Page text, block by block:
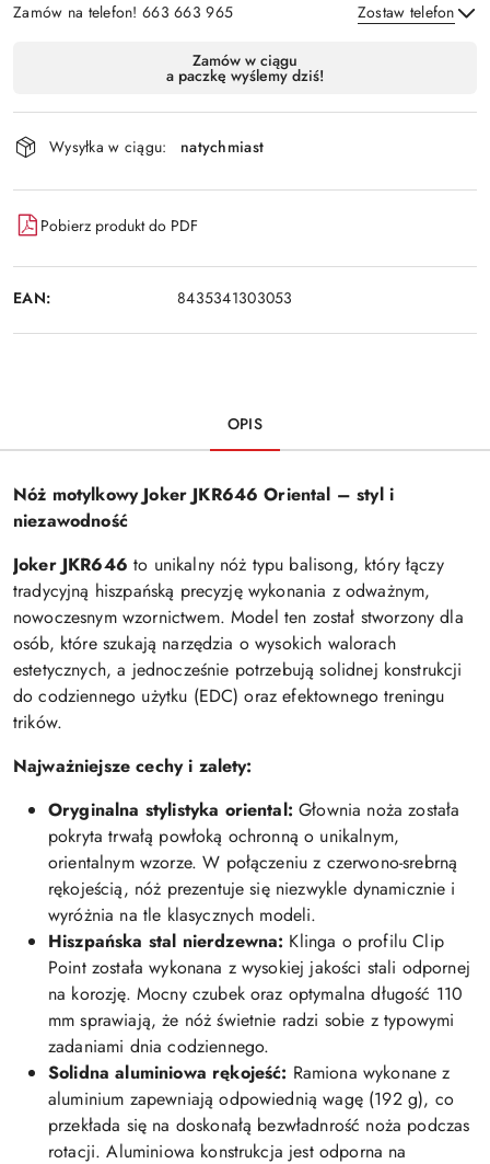
Zamów na telefon! 663 663 965 Zostaw telefon
Wyślij
dostawa
Zamów w ciągu
a paczkę wyślemy dziś!
Wysyłka w ciągu: natychmiast
Pobierz produkt do PDF
EAN: 8435341303053
OPIS
Nóż motylkowy Joker JKR646 Oriental – styl i
niezawodność
Joker JKR646 to unikalny nóż typu balisong, który łączy
tradycyjną hiszpańską precyzję wykonania z odważnym,
nowoczesnym wzornictwem. Model ten został stworzony dla
osób, które szukają narzędzia o wysokich walorach
estetycznych, a jednocześnie potrzebują solidnej konstrukcji
do codziennego użytku (EDC) oraz efektownego treningu
trików.
Najważniejsze cechy i zalety:
Oryginalna stylistyka oriental: Głownia noża została
pokryta trwałą powłoką ochronną o unikalnym,
orientalnym wzorze. W połączeniu z czerwono-srebrną
rękojeścią, nóż prezentuje się niezwykle dynamicznie i
wyróżnia na tle klasycznych modeli.
Hiszpańska stal nierdzewna: Klinga o profilu Clip
Point została wykonana z wysokiej jakości stali odpornej
na korozję. Mocny czubek oraz optymalna długość 110
mm sprawiają, że nóż świetnie radzi sobie z typowymi
zadaniami dnia codziennego.
Solidna aluminiowa rękojeść: Ramiona wykonane z
aluminium zapewniają odpowiednią wagę (192 g), co
przekłada się na doskonałą bezwładnrość noża podczas
rotacji. Aluminiowa konstrukcja jest odporna na